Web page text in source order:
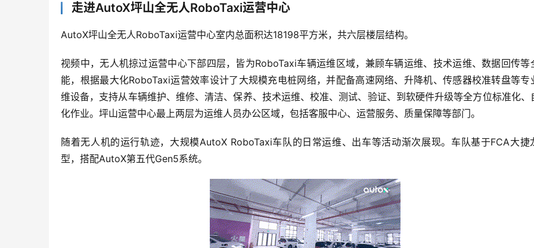
走进AutoX坪山全无人RoboTaxi运营中心
AutoX坪山全无人RoboTaxi运营中心室内总面积达18198平方米，共六层楼层结构。
视频中，无人机掠过运营中心下部四层，皆为RoboTaxi车辆运维区域，兼顾车辆运维、技术运维、数据回传等
能，根据最大化RoboTaxi运营效率设计了大规模充电桩网络，并配备高速网络、升降机、传感器校准转盘等专
维设备，支持从车辆维护、维修、清洁、保养、技术运维、校准、测试、验证、到软硬件升级等全方位标准化、
化作业。坪山运营中心最上两层为运维人员办公区域，包括客服中心、运营服务、质量保障等部门。
随着无人机的运行轨迹，大规模AutoX RoboTaxi车队的日常运维、出车等活动渐次展现。车队基于FCA大捷
型，搭配AutoX第五代Gen5系统。